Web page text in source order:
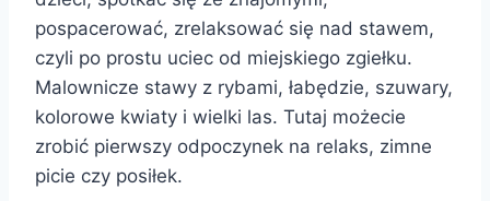
pospacerować, zrelaksować się nad stawem,
czyli po prostu uciec od miejskiego zgiełku.
Malownicze stawy z rybami, łabędzie, szuwary,
kolorowe kwiaty i wielki las. Tutaj możecie
zrobić pierwszy odpoczynek na relaks, zimne
picie czy posiłek.